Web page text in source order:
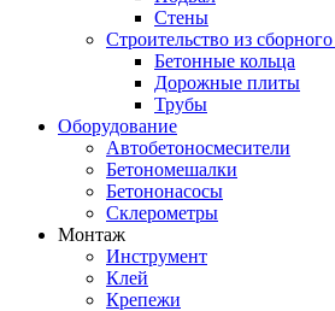
Стены
Строительство из
Бетонные кольца
Дорожные плиты
Трубы
Оборудование
Автобетоносмесители
Бетономешалки
Бетононасосы
Склерометры
Монтаж
Инструмент
Клей
Крепежи